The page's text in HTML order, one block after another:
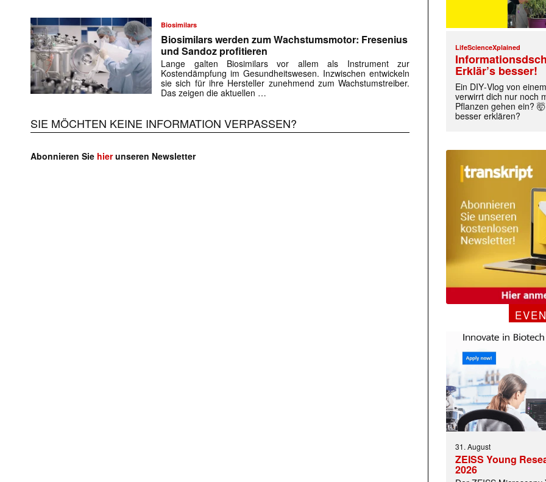
Mit dem |transkript-Newsletter jede Woche aktuell
Biosimilars
Biosimilars werden zum Wachstumsmotor: Fresenius
und Sandoz profitieren
Lange galten Biosimilars vor allem als Instrument zur
Kostendämpfung im Gesundheitswesen. Inzwischen entwickeln
sie sich für ihre Hersteller zunehmend zum Wachstumstreiber.
Das zeigen die aktuellen …
SIE MÖCHTEN KEINE INFORMATION VERPASSEN?
Abonnieren Sie hierunseren Newsletter
LifeScienceXplained
Erklär’s besser!
Ein DIY‑Vlog von
verwirrt dich nur noch
Pflanzen gehen ein?
besser erklären?
31. August
ZEISS Young
2026